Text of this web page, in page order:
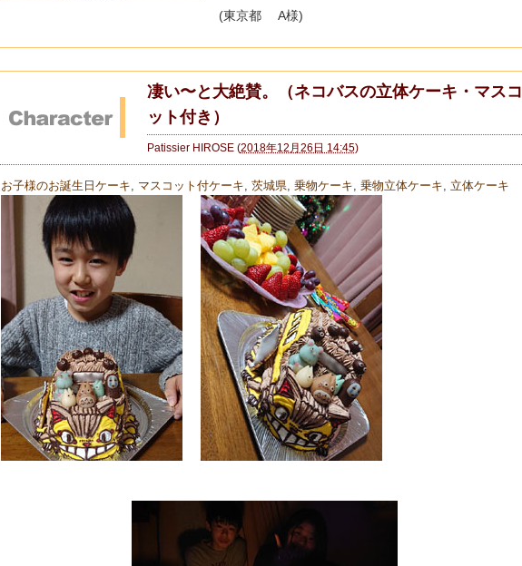
(東京都 A様)
凄い〜と大絶賛。（ネコバスの立体ケーキ・マスコ
ット付き）
Patissier HIROSE(2018年12月26日 14:45)
お子様のお誕生日ケーキ マスコット付ケーキ 茨城県, 乗物ケーキ 乗物立体ケーキ 立体ケーキ